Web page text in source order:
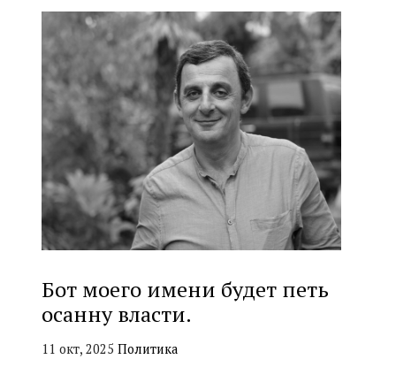
Бот моего имени будет петь
осанну власти.
11 окт, 2025 Политика